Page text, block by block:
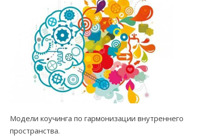
Модели коучинга по гармонизации внутреннего
пространства.